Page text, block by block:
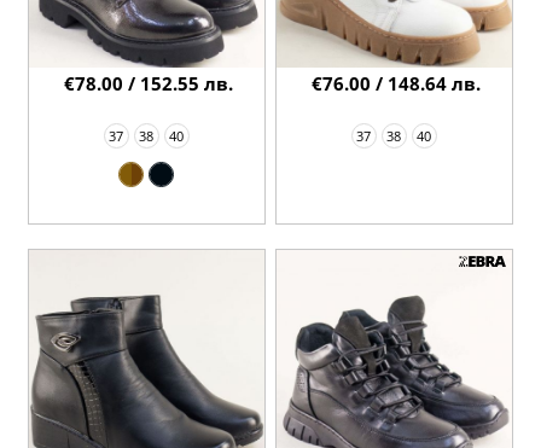
37 38 40
€78.00 / 152.55 лв.
37 38 40
€76.00 / 148.64 лв.